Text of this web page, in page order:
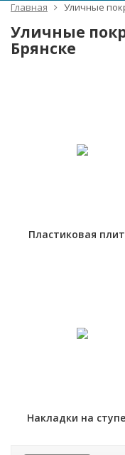
Главная Уличные
Уличные
Брянске
Пластиковая
Накладки на